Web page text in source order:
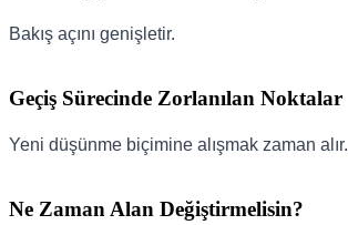
Bakış açını genişletir.
Geçiş Sürecinde Zorlanılan Noktalar
Yeni düşünme biçimine alışmak zaman alır.
Ne Zaman Alan Değiştirmelisin?